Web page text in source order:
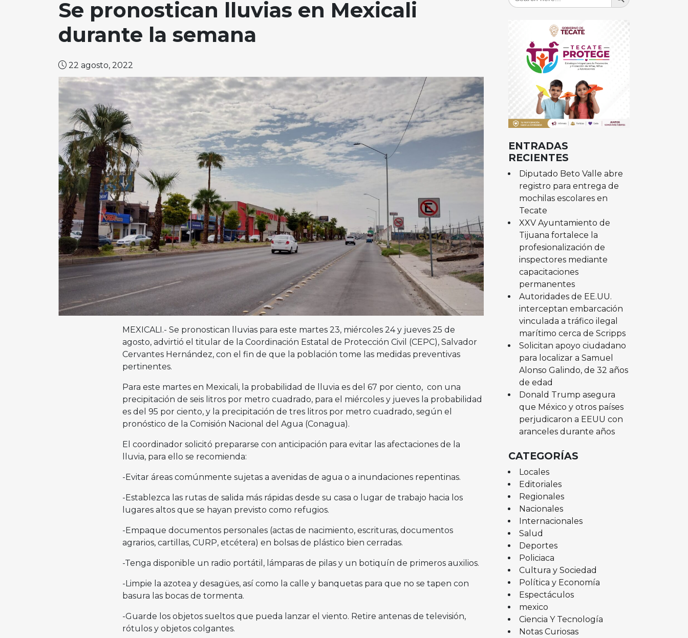
Se pronostican lluvias en Mexicali
durante la semana
22 agosto, 2022
MEXICALI.- Se pronostican lluvias para este martes 23, miércoles 24 y jueves 25 de
agosto, advirtió el titular de la Coordinación Estatal de Protección Civil (CEPC), Salvador
Cervantes Hernández, con el fin de que la población tome las medidas preventivas
pertinentes.
Para este martes en Mexicali, la probabilidad de lluvia es del 67 por ciento, con una
precipitación de seis litros por metro cuadrado, para el miércoles y jueves la probabilidad
es del 95 por ciento, y la precipitación de tres litros por metro cuadrado, según el
pronóstico de la Comisión Nacional del Agua (Conagua).
El coordinador solicitó prepararse con anticipación para evitar las afectaciones de la
lluvia, para ello se recomienda:
-Evitar áreas comúnmente sujetas a avenidas de agua o a inundaciones repentinas.
-Establezca las rutas de salida más rápidas desde su casa o lugar de trabajo hacia los
lugares altos que se hayan previsto como refugios.
-Empaque documentos personales (actas de nacimiento, escrituras, documentos
agrarios, cartillas, CURP, etcétera) en bolsas de plástico bien cerradas.
-Tenga disponible un radio portátil, lámparas de pilas y un botiquín de primeros auxilios.
-Limpie la azotea y desagües, así como la calle y banquetas para que no se tapen con
basura las bocas de tormenta.
-Guarde los objetos sueltos que pueda lanzar el viento. Retire antenas de televisión,
rótulos y objetos colgantes.
ENTRADAS
RECIENTES
Diputado Beto Valle abre
registro para entrega de
mochilas escolares en
Tecate
XXV Ayuntamiento de
Tijuana fortalece la
profesionalización de
inspectores mediante
capacitaciones
permanentes
Autoridades de EE.UU.
interceptan embarcación
vinculada a tráfico ilegal
marítimo cerca de Scripps
Solicitan apoyo ciudadano
para localizar a Samuel
Alonso Galindo, de 32 años
de edad
Donald Trump asegura
que México y otros países
perjudicaron a EEUU con
aranceles durante años
CATEGORÍAS
Locales
Editoriales
Regionales
Nacionales
Internacionales
Salud
Deportes
Policiaca
Cultura y Sociedad
Política y Economía
Espectáculos
mexico
Ciencia Y Tecnología
Notas Curiosas